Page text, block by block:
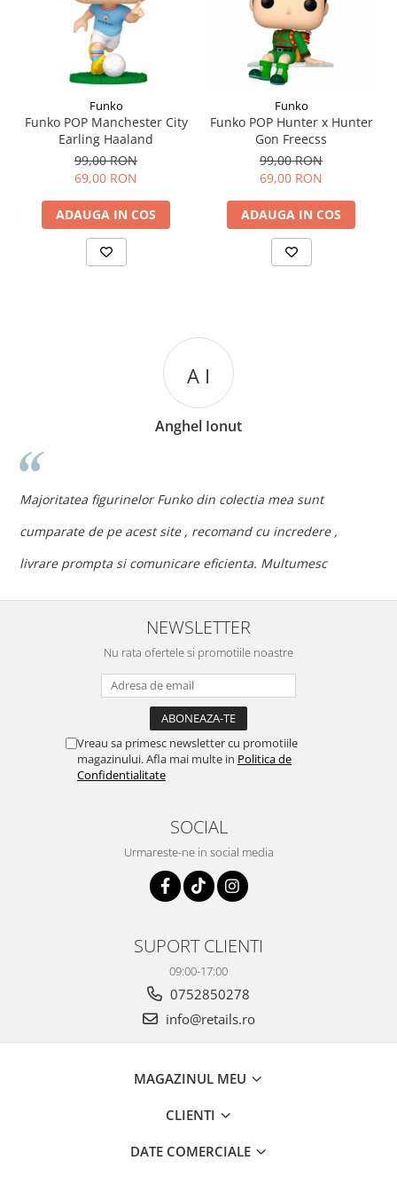
Funko
Funko POP Manchester City
Earling Haaland
99,00 RON
69,00 RON
ADAUGA IN COS
Funko
Funko POP Hunter x Hunter
Gon Freecss
99,00 RON
69,00 RON
ADAUGA IN COS
A I
Anghel Ionut
Majoritatea figurinelor Funko din colectia mea sunt
cumparate de pe acest site , recomand cu incredere ,
livrare prompta si comunicare eficienta. Multumesc
NEWSLETTER
Nu rata ofertele si promotiile noastre
Vreau sa primesc newsletter cu promotiile
magazinului. Afla mai multe in Politica de
Confidentialitate
SOCIAL
Urmareste-ne in social media
SUPORT CLIENTI
09:00-17:00
0752850278
info@retails.ro
MAGAZINUL MEU
CLIENTI
DATE COMERCIALE